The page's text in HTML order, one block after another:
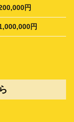
円
円